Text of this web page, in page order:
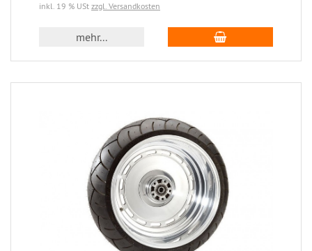
inkl. 19 % USt zzgl. Versandkosten
mehr...